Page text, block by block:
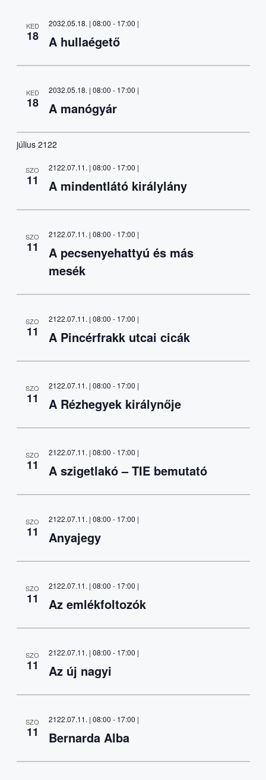
KED
18
2032.05.18. | 08:00 - 17:00 |
A hullaégető
KED
18
2032.05.18. | 08:00 - 17:00 |
A manógyár
július 2122
SZO
11
2122.07.11. | 08:00 - 17:00 |
A mindentlátó királylány
SZO
11
2122.07.11. | 08:00 - 17:00 |
A pecsenyehattyú és más
mesék
SZO
11
2122.07.11. | 08:00 - 17:00 |
A Pincérfrakk utcai cicák
SZO
11
2122.07.11. | 08:00 - 17:00 |
A Rézhegyek királynője
SZO
11
2122.07.11. | 08:00 - 17:00 |
A szigetlakó – TIE bemutató
SZO
11
2122.07.11. | 08:00 - 17:00 |
Anyajegy
SZO
11
2122.07.11. | 08:00 - 17:00 |
Az emlékfoltozók
SZO
11
2122.07.11. | 08:00 - 17:00 |
Az új nagyi
SZO
11
2122.07.11. | 08:00 - 17:00 |
Bernarda Alba